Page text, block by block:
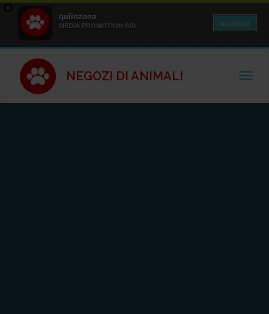
×
quiinzona
MEDIA PROMOTION SRL scarica
NEGOZI DI ANIMALI